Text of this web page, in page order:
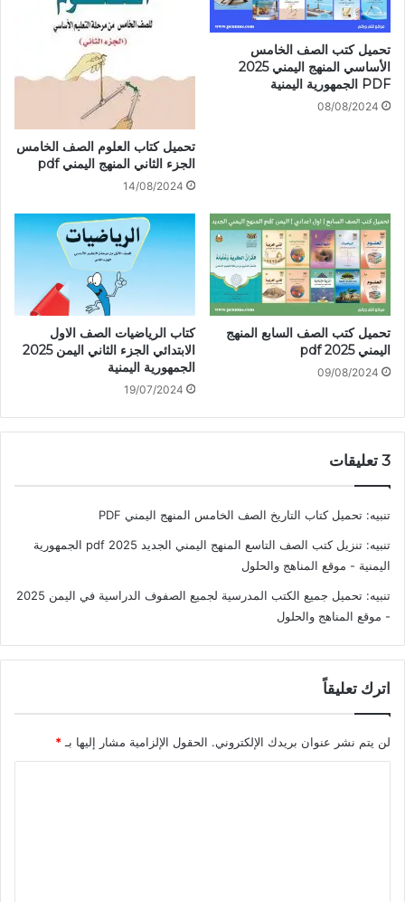
تحميل كتب الصف الخامس
الأساسي المنهج اليمني 2025
PDF الجمهورية اليمنية
08/08/2024
تحميل كتاب العلوم الصف الخامس
الجزء الثاني المنهج اليمني pdf
14/08/2024
تحميل كتب الصف السابع المنهج
اليمني 2025 pdf
09/08/2024
كتاب الرياضيات الصف الاول
الابتدائي الجزء الثاني اليمن 2025
الجمهورية اليمنية
19/07/2024
‫3 تعليقات
تنبيه: تحميل كتاب التاريخ الصف الخامس المنهج اليمني PDF
تنبيه:
تنزيل كتب الصف التاسع المنهج اليمني الجديد 2025 pdf الجمهورية
اليمنية - موقع المناهج والحلول
تنبيه:
تحميل جميع الكتب المدرسية لجميع الصفوف الدراسية في اليمن 2025
- موقع المناهج والحلول
اترك تعليقاً
لن يتم نشر عنوان بريدك الإلكتروني. الحقول الإلزامية مشار إليها بـ *